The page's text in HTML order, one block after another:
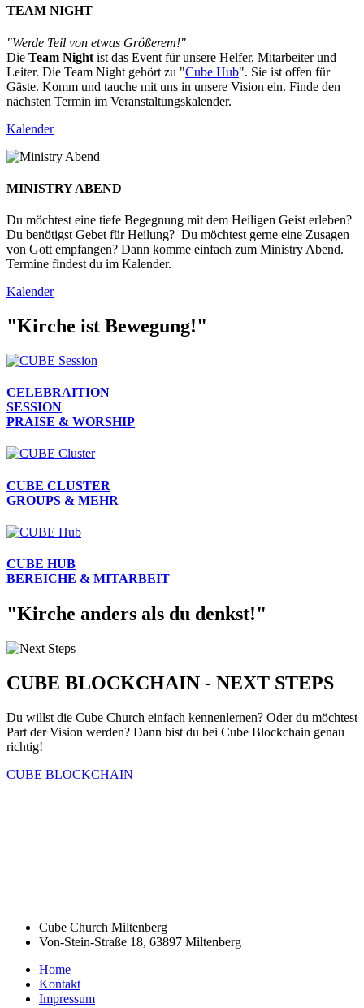
TEAM NIGHT
"Werde Teil von etwas Größerem!"
Die Team Night ist das Event für unsere Helfer, Mitarbeiter und
Leiter. Die Team Night gehört zu "Cube Hub". Sie ist offen für
Gäste. Komm und tauche mit uns in unsere Vision ein. Finde den
nächsten Termin im Veranstaltungskalender.
Kalender
MINISTRY ABEND
Du möchtest eine tiefe Begegnung mit dem Heiligen Geist erleben?
Du benötigst Gebet für Heilung? Du möchtest gerne eine Zusagen
von Gott empfangen? Dann komme einfach zum Ministry Abend.
Termine findest du im Kalender.
Kalender
"Kirche ist Bewegung!"
CELEBRAITION
SESSION
PRAISE & WORSHIP
CUBE CLUSTER
GROUPS & MEHR
CUBE HUB
BEREICHE & MITARBEIT
"Kirche anders als du denkst!"
CUBE BLOCKCHAIN - NEXT STEPS
Du willst die Cube Church einfach kennenlernen? Oder du möchtest
Part der Vision werden? Dann bist du bei Cube Blockchain genau
richtig!
CUBE BLOCKCHAIN
Cube Church Miltenberg
Von-Stein-Straße 18, 63897 Miltenberg
Home
Kontakt
Impressum